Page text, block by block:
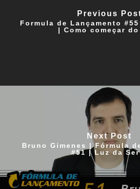
Previous
Formula de Lançamento
| Como começar do
Next Post
Bruno Gimenes | Fórmula
#51 | Luz da